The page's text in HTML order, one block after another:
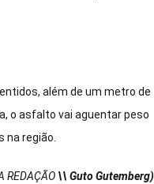
além de um metro de
o asfalto vai aguentar peso
região.
REDAÇÃO \\ Guto Gutemberg)